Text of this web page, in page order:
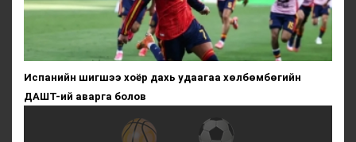
Испанийн шигшээ хоёр дахь удаагаа хөлбөмбөгийн
ДАШТ-ий аварга болов